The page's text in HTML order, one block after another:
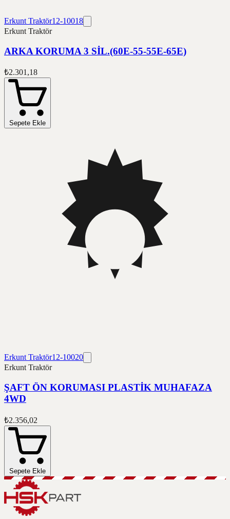
Erkunt Traktör12-10018
Erkunt Traktör
ARKA KORUMA 3 SİL.(60E-55-55E-65E)
₺2.301,18
Sepete Ekle
Erkunt Traktör12-10020
Erkunt Traktör
ŞAFT ÖN KORUMASI PLASTİK MUHAFAZA
4WD
₺2.356,02
Sepete Ekle